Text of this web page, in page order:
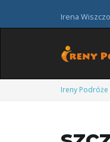
Irena
Ireny Podróże